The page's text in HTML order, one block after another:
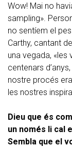
Wow! Mai no
sampling».
no sentíem el
Carthy, cantant
una vegada,
centenars
nostre procés
les nostres
Dieu que és
un només li cal
Sembla que el